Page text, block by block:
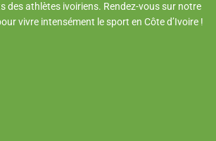
des athlètes ivoiriens. Rendez-vous sur notre
vivre intensément le sport en Côte d’Ivoire !